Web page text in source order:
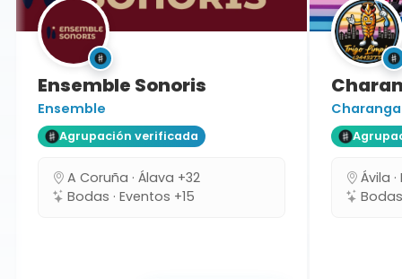
Ensemble Sonoris
Ensemble
Agrupación verificada
A Coruña · Álava +32
Bodas · Eventos +15
Ávila